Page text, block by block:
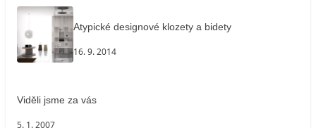
Atypické designové klozety a bidety
16. 9. 2014
Viděli jsme za vás
5. 1. 2007